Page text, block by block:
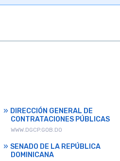
DIRECCIÓN GENERAL DE
CONTRATACIONES PÚBLICAS
WWW.DGCP.GOB.DO
SENADO DE LA REPÚBLICA
DOMINICANA